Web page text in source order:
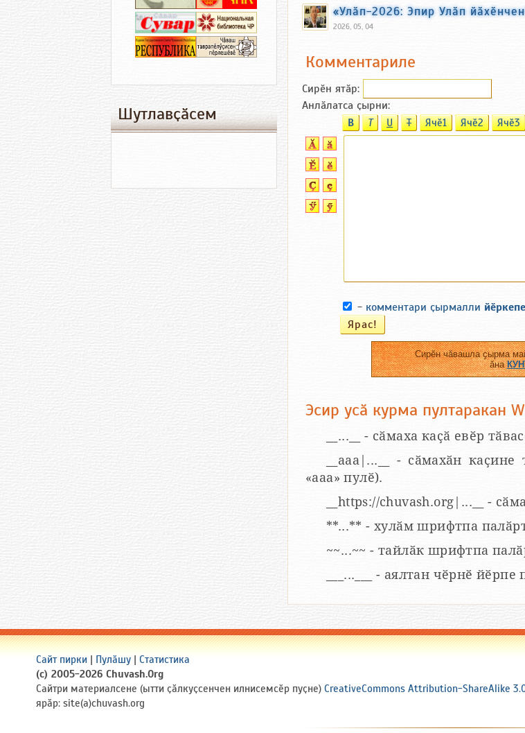
«Улӑп-2026: Эпир Улӑп
2026, 05, 04
Комментариле
Сирӗн ятӑp:
Анлӑлатса ҫырни:
B T U T Ячӗ1 Ячӗ2 Ячӗ3
- комментари ҫырмалли йӗркепе
Сирӗн чӑвашла ҫырма
ӑна
Эсир усӑ курма пултаракан
__...__ - сӑмаха каҫӑ евӗр
__aaa|...__ - сӑмахӑн
«ааа» пулӗ).
__https://chuvash.org|...__ -
**...** - хулӑм шрифтпа
~~...~~ - тайлӑк шрифтпа
___...___ - аялтан чӗрнӗ йӗрпе
Шутлавҫӑсем
Сайт пирки | Пулӑшу | Статистика
(c) 2005-2026 Chuvash.Org
Сайтри материалсене (ытти ҫӑлкуҫсенчен илнисемсӗр пуҫне) CreativeCommons Attribution-ShareAlike
ярӑр: site(a)chuvash.org